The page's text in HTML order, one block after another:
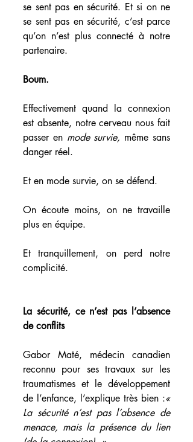
se sent pas en sécurité. Et si on ne
se sent pas en sécurité, c’est parce
qu’on n’est plus connecté à notre
partenaire.
Boum.
Effectivement quand la connexion
est absente, notre cerveau nous fait
passer en mode survie, même sans
danger réel.
Et en mode survie, on se défend.
On écoute moins, on ne travaille
plus en équipe.
Et tranquillement, on perd notre
complicité.
La sécurité, ce n’est pas l’absence
de conflits
Gabor Maté, médecin canadien
reconnu pour ses travaux sur les
traumatismes et le développement
de l’enfance, l’explique très bien :«
La sécurité n’est pas l’absence de
menace, mais la présence du lien